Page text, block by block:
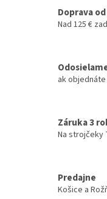
Doprava od
Nad 125 €
ak
Záruka 3
Na strojčeky
Predajne
Košice a